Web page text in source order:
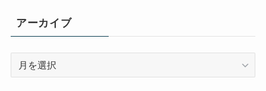
アーカイブ